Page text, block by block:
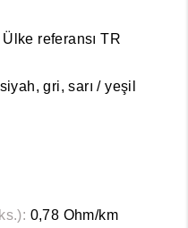
referansı TR
gri, sarı / yeşil
0,78 Ohm/km